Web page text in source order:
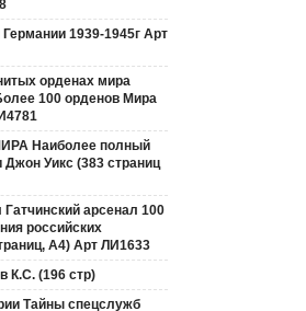
1939-1945г Арт
орденах мира
100 орденов Мира
Наиболее полный
Джон Уикс (383 страниц
Гатчинский арсенал 100
российских
А4) Арт ЛИ1633
(196 стр)
Тайны спецслужб